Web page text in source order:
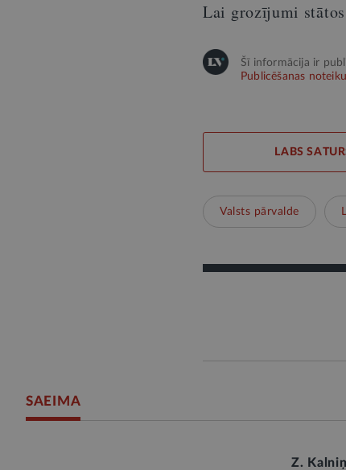
Lai grozījumi
Šī informācija ir
Publicēšanas
LABS
Valsts pārvalde
SAEIMA
Z.